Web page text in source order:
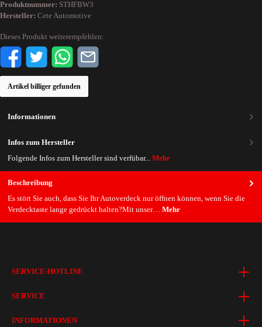
Produktnummer: STHFBW3
Hersteller: Cete Automotive
Dieses Produkt weiterempfehlen:
Artikel billiger gefunden
Beschreibung
Es stört Sie auch, dass Sie Ihr Autoverdeck nur öffnen können, wenn Sie die
Verdecktaste lange gedrückt halten?Mit unser… Mehr
Informationen
Infos zum Hersteller
Folgende Infos zum Hersteller sind verfübar... Mehr
SERVICE-HOTLINE
SERVICE
INFORMATIONEN